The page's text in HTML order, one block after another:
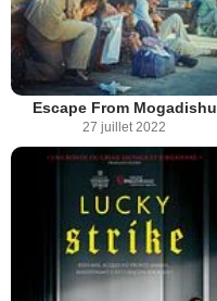
Escape From Mogadishu
27 juillet 2022